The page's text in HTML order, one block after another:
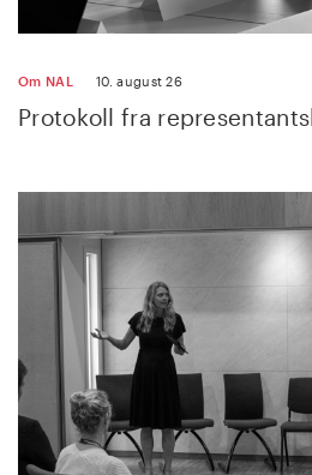
Om NAL 10. august 26
Protokoll fra